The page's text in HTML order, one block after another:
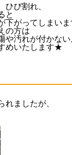
び割れ、
と
下がってしまい
の方は
や汚れが付かな
めいたします★
ましたが、